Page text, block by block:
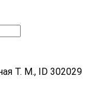
Т. М., ID 302029